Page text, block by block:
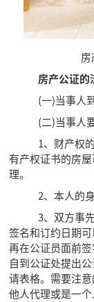
房产公证的
(一)当事人到
(二)当事人要
1、财产权的
有产权证书的房
理。
2、本人的身
3、双方事先
签名和订约日期
再在公证员面前
自到公证处提出
请表格。需要注
他人代理或是一个